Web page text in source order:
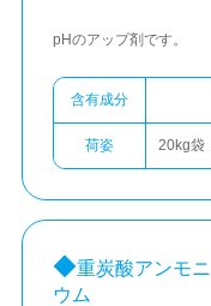
pHのアップ剤です。
含有成分
荷姿 20kg袋
重炭酸アンモニ
ウム